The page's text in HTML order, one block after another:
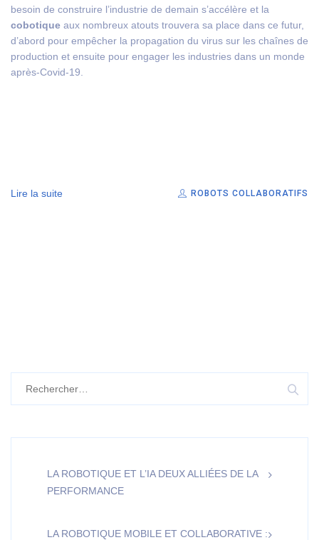
besoin de construire l’industrie de demain s’accélère et la
cobotique aux nombreux atouts trouvera sa place dans ce futur,
d’abord pour empêcher la propagation du virus sur les chaînes de
production et ensuite pour engager les industries dans un monde
après-Covid-19.
Lire la suite ROBOTS COLLABORATIFS
LA ROBOTIQUE ET L’IA DEUX ALLIÉES DE LA
PERFORMANCE
LA ROBOTIQUE MOBILE ET COLLABORATIVE :